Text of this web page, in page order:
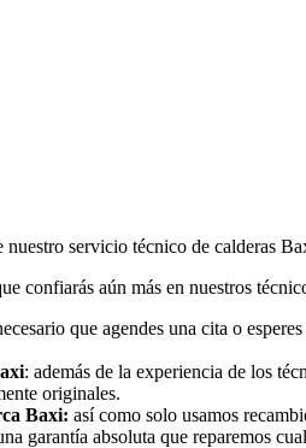
nuestro servicio técnico de calderas
confiarás aún más en nuestros
que agendes una cita o
: además de la experiencia de los
originales.
Baxi: así como solo usamos
garantía absoluta que reparemos